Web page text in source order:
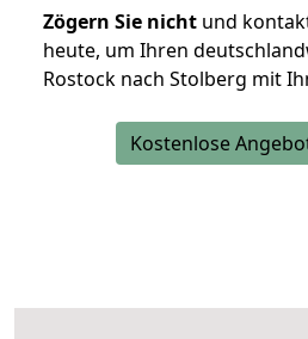
Zögern Sie nicht und
heute, um Ihren
Rostock nach Stolberg mit
Kostenlose